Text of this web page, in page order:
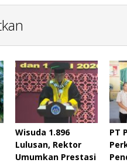
Wisuda 1.896
Lulusan, Rektor
Umumkan Prestasi
PT